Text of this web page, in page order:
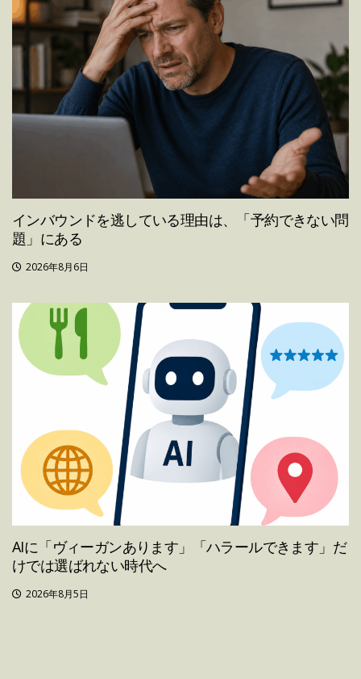
インバウンドを逃している理由は、「予約できない問
題」にある
2026年8月6日
AIに「ヴィーガンあります」「ハラールできます」だ
けでは選ばれない時代へ
2026年8月5日